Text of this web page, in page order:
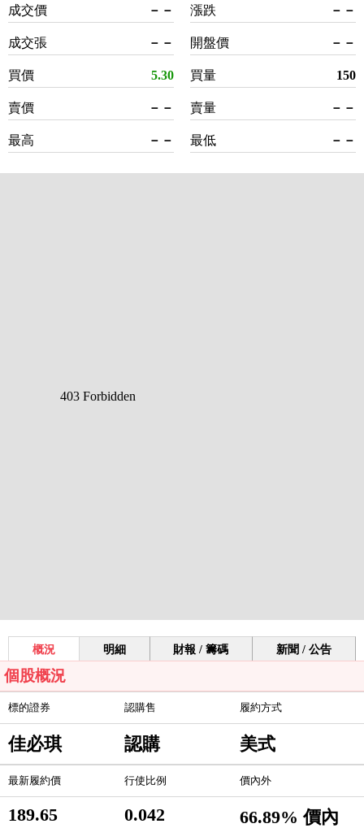
成交價 －－
成交張 －－
買價 5.30
賣價 －－
最高 －－
漲跌 －－
開盤價 －－
買量 150
賣量 －－
最低 －－
概況 明細 財報 / 籌碼 新聞 / 公告
個股概況
標的證券 認購售 履約方式
佳必琪 認購 美式
最新履約價 行使比例 價內外
189.65 0.042 66.89% 價內